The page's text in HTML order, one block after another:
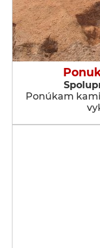
Ponúkam